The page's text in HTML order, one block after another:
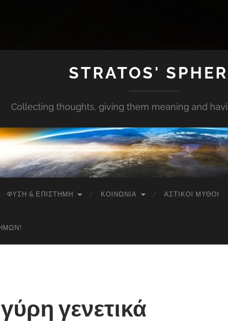
STRATOS'
Collecting thoughts, giving them meaning and
ΦΎΣΗ & ΕΠΙΣΤΉΜΗ ΚΟΙΝΩΝΊΑ ΑΣΤΙΚΟΊ ΜΎΘΟΙ
γενετικά